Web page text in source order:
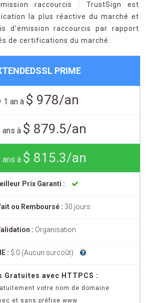
raccourcis : TrustSign est
la plus réactive du marché et
d'émission raccourcis par rapport
de certifications du marché.
PRIME
1 an à $ 978/an
ans à $ 879.5/an
ans à $ 815.3/an
Prix Garanti :
ou Remboursé : 30 jours
: Organisation
: $ 0 (Aucun surcoût)
Gratuites avec HTTPCS :
votre nom de domaine
et sans préfixe www